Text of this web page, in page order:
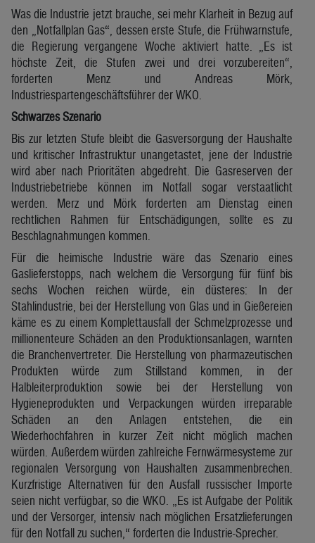
Was die Industrie jetzt brauche, sei mehr Klarheit in Bezug auf
den „Notfallplan Gas“, dessen erste Stufe, die Frühwarnstufe,
die Regierung vergangene Woche aktiviert hatte. „Es ist
höchste Zeit, die Stufen zwei und drei vorzubereiten“,
forderten Menz und Andreas Mörk,
Industriespartengeschäftsführer der WKO.
Schwarzes Szenario
Bis zur letzten Stufe bleibt die Gasversorgung der Haushalte
und kritischer Infrastruktur unangetastet, jene der Industrie
wird aber nach Prioritäten abgedreht. Die Gasreserven der
Industriebetriebe können im Notfall sogar verstaatlicht
werden. Merz und Mörk forderten am Dienstag einen
rechtlichen Rahmen für Entschädigungen, sollte es zu
Beschlagnahmungen kommen.
Für die heimische Industrie wäre das Szenario eines
Gaslieferstopps, nach welchem die Versorgung für fünf bis
sechs Wochen reichen würde, ein düsteres: In der
Stahlindustrie, bei der Herstellung von Glas und in Gießereien
käme es zu einem Komplettausfall der Schmelzprozesse und
millionenteure Schäden an den Produktionsanlagen, warnten
die Branchenvertreter. Die Herstellung von pharmazeutischen
Produkten würde zum Stillstand kommen, in der
Halbleiterproduktion sowie bei der Herstellung von
Hygieneprodukten und Verpackungen würden irreparable
Schäden an den Anlagen entstehen, die ein
Wiederhochfahren in kurzer Zeit nicht möglich machen
würden. Außerdem würden zahlreiche Fernwärmesysteme zur
regionalen Versorgung von Haushalten zusammenbrechen.
Kurzfristige Alternativen für den Ausfall russischer Importe
seien nicht verfügbar, so die WKO. „Es ist Aufgabe der Politik
und der Versorger, intensiv nach möglichen Ersatzlieferungen
für den Notfall zu suchen,“ forderten die Industrie-Sprecher.